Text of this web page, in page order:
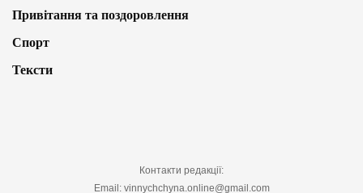
Привітання та поздоровлення
Спорт
Тексти
Контакти редакції:
Email: vinnychchyna.online@gmail.com